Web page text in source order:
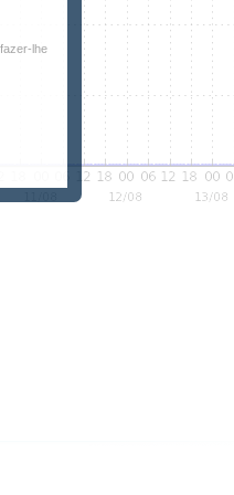
lhe